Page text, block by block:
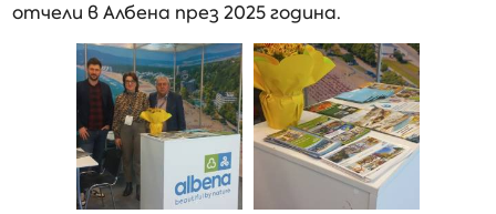
отчели в Албена през 2025 година.